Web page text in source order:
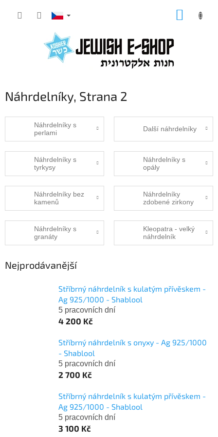
Náhrdelníky, Strana 2
Náhrdelníky s
perlami
Další náhrdelníky
Náhrdelníky s
tyrkysy
Náhrdelníky s
opály
Náhrdelníky bez
kamenů
Náhrdelníky
zdobené zirkony
Náhrdelníky s
granáty
Kleopatra - velký
náhrdelník
Nejprodávanější
Stříbrný náhrdelník s kulatým přívěskem -
Ag 925/1000 - Shablool
5 pracovních dní
4 200 Kč
Stříbrný náhrdelník s onyxy - Ag 925/1000
- Shablool
5 pracovních dní
2 700 Kč
Stříbrný náhrdelník s kulatým přívěskem -
Ag 925/1000 - Shablool
5 pracovních dní
3 100 Kč